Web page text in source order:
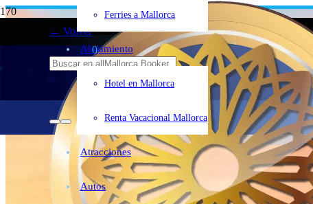
← Volver
Mallorca
0
Ferries a Mallorca
Alojamiento
Hotel en Mallorca
Renta Vacacional Mallorca
Atracciones
Autos